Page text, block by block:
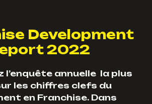
Development
2022
l’enquête annuelle la plus
les chiffres clefs du
en Franchise. Dans